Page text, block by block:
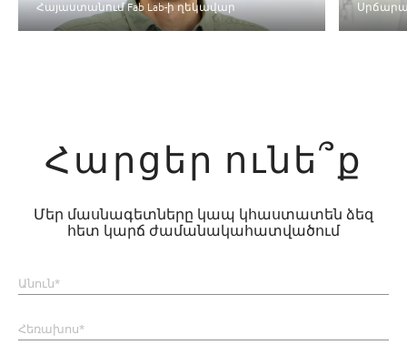
Հայաստանում Fab Lab-ի ղեկավար
Հարցեր ունե՞ք
Մեր մասնագետները կապ կհաստատեն ձեզ
հետ կարճ ժամանակահատվածում
Անուն*
Հեռախոս*